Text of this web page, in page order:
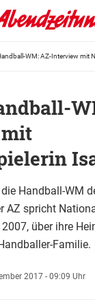
WM: AZ-Interview mit
Handball-WM
AZ spricht
über ihre
Familie.
2017 - 09:09 Uhr